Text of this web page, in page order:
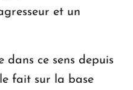
et un
ce sens depuis
fait sur la base